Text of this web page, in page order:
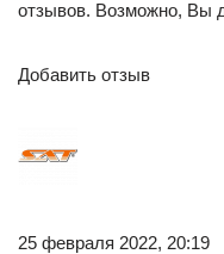
отзывов. Возможно, Вы
Добавить отзыв
25 февраля 2022, 20:19